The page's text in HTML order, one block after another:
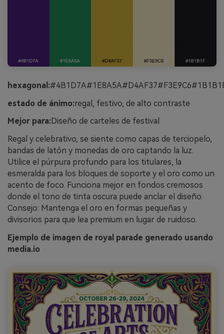
hexagonal:
estado de ánimo:regal, festivo, de alto contraste
Mejor para:Diseño de carteles de festival
Regal y celebrativo, se siente como capas de terciopelo,
bandas de latón y monedas de oro captando la luz.
Utilice el púrpura profundo para los titulares, la
esmeralda para los bloques de soporte y el oro como un
acento de foco. Funciona mejor en fondos cremosos
donde el tono de tinta oscura puede anclar el diseño.
Consejo: Mantenga el oro en formas pequeñas y
divisorios para que lea premium en lugar de ruidoso.
Ejemplo de imagen de royal parade generado usando
media.io